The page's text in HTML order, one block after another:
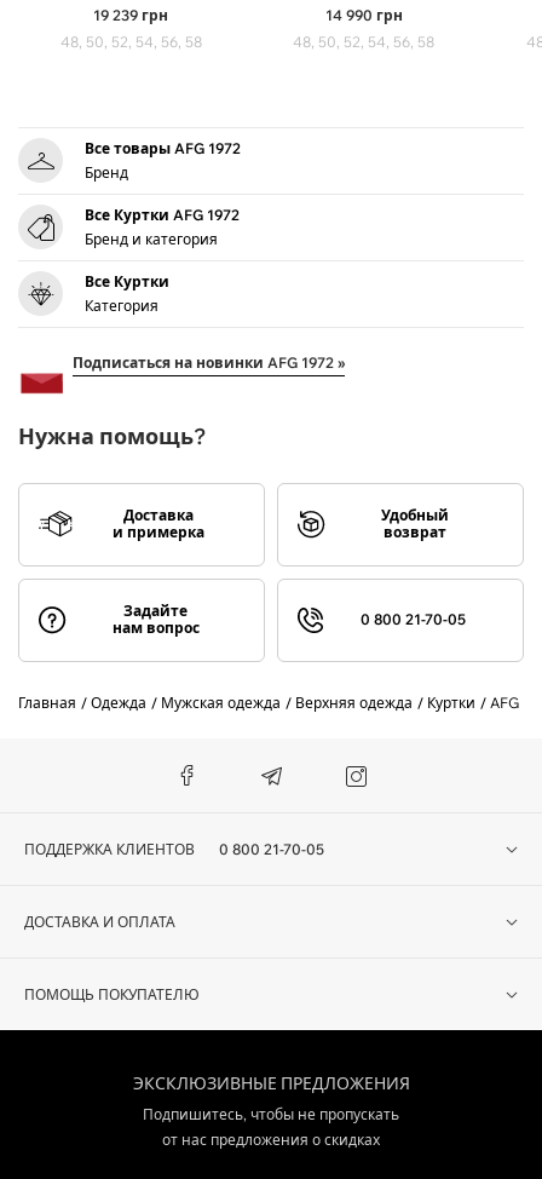
19 239 грн
48, 50, 52, 54, 56, 58
14 990 грн
48, 50, 52, 54, 56, 58
Все товары AFG 1972
Бренд
Все Куртки AFG 1972
Бренд и категория
Все Куртки
Категория
Подписаться на новинки AFG 1972 »
Нужна помощь?
Доставка
и примерка
Удобный
возврат
Задайте
нам вопрос
0 800 21-70-05
Главная Одежда Мужская одежда Верхняя одежда Куртки AFG
ПОДДЕРЖКА КЛИЕНТОВ 0 800 21-70-05
ДОСТАВКА И ОПЛАТА
ПОМОЩЬ ПОКУПАТЕЛЮ
ЭКСКЛЮЗИВНЫЕ ПРЕДЛОЖЕНИЯ
Подпишитесь, чтобы не пропускать
от нас предложения о скидках